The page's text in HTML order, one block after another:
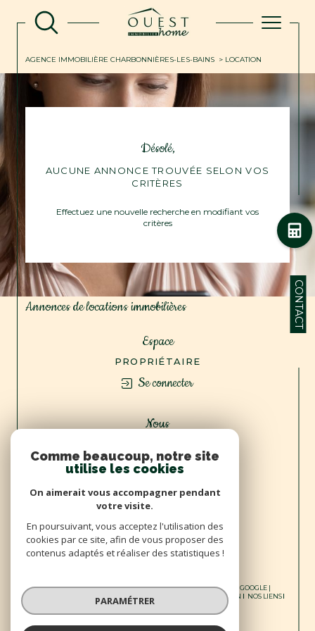
CONTACT
AGENCE IMMOBILIÈRE CHARBONNIÈRES-LES-BAINS LOCATION
Désolé,
AUCUNE ANNONCE TROUVÉE SELON VOS
CRITÈRES
Effectuez une nouvelle recherche en modifiant vos
critères
Annonces de locations immobilières
Espace
PROPRIÉTAIRE
Se connecter
Nous
© 2026 | TOUS DROITS RÉSERVÉS | TRADUCTION POWERED BY GOOGLE |
PLAN DU SITE MENTIONS LÉGALES ADMIN
NOS LIENS
POLITIQUE RGPD
Comme beaucoup, notre site
utilise les cookies
On aimerait vous accompagner pendant
votre visite.
En poursuivant, vous acceptez l'utilisation des
cookies par ce site, afin de vous proposer des
contenus adaptés et réaliser des statistiques !
PARAMÉTRER